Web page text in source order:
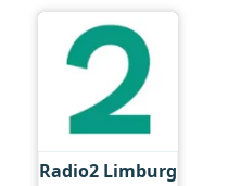
Radio2 Limburg